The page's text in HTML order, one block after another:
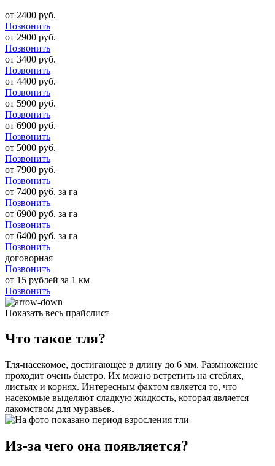
от 2400 руб.
Позвонить
от 2900 руб.
Позвонить
от 3400 руб.
Позвонить
от 4400 руб.
Позвонить
от 5900 руб.
Позвонить
от 6900 руб.
Позвонить
от 5000 руб.
Позвонить
от 7900 руб.
Позвонить
от 7400 руб. за га
Позвонить
от 6900 руб. за га
Позвонить
от 6400 руб. за га
Позвонить
договорная
Позвонить
от 15 рублей за 1 км
Позвонить
Показать весь прайслист
Что такое тля?
Тля-насекомое, достигающее в длину до 6 мм. Размножение
проходит очень быстро. Их можно встретить на стеблях,
листьях и корнях. Интересным фактом является то, что
насекомые выделяют сладкую жидкость, которая является
лакомством для муравьев.
Из-за чего она появляется?